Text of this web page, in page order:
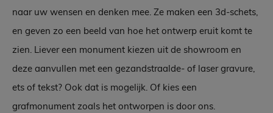
naar uw wensen en denken mee. Ze maken een 3d-schets,
en geven zo een beeld van hoe het ontwerp eruit komt te
zien. Liever een monument kiezen uit de showroom en
deze aanvullen met een gezandstraalde- of laser gravure,
ets of tekst? Ook dat is mogelijk. Of kies een
grafmonument zoals het ontworpen is door ons.